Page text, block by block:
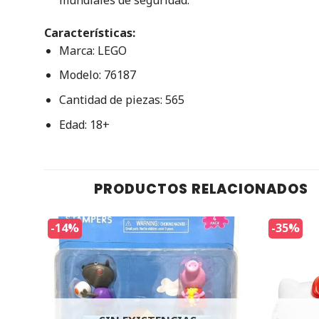
Características:
Marca: LEGO
Modelo: 76187
Cantidad de piezas: 565
Edad: 18+
PRODUCTOS RELACIONADOS
-14% -35%